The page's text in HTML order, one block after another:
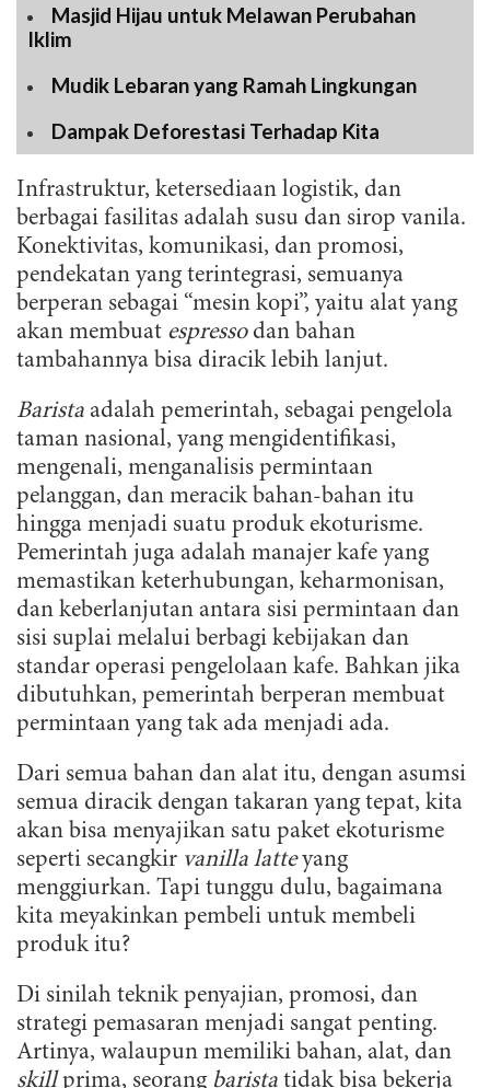
Masjid Hijau untuk Melawan Perubahan
Iklim
Mudik Lebaran yang Ramah Lingkungan
Dampak Deforestasi Terhadap Kita
Infrastruktur, ketersediaan logistik, dan
berbagai fasilitas adalah susu dan sirop vanila.
Konektivitas, komunikasi, dan promosi,
pendekatan yang terintegrasi, semuanya
berperan sebagai “mesin kopi”, yaitu alat yang
akan membuat espressodan bahan
tambahannya bisa diracik lebih lanjut.
Barista adalah pemerintah, sebagai pengelola
taman nasional, yang mengidentifikasi,
mengenali, menganalisis permintaan
pelanggan, dan meracik bahan-bahan itu
hingga menjadi suatu produk ekoturisme.
Pemerintah juga adalah manajer kafe yang
memastikan keterhubungan, keharmonisan,
dan keberlanjutan antara sisi permintaan dan
sisi suplai melalui berbagi kebijakan dan
standar operasi pengelolaan kafe. Bahkan jika
dibutuhkan, pemerintah berperan membuat
permintaan yang tak ada menjadi ada.
Dari semua bahan dan alat itu, dengan asumsi
semua diracik dengan takaran yang tepat, kita
akan bisa menyajikan satu paket ekoturisme
seperti secangkir vanilla latteyang
menggiurkan. Tapi tunggu dulu, bagaimana
kita meyakinkan pembeli untuk membeli
produk itu?
Di sinilah teknik penyajian, promosi, dan
strategi pemasaran menjadi sangat penting.
Artinya, walaupun memiliki bahan, alat, dan
skillprima, seorang barista tidak bisa bekerja